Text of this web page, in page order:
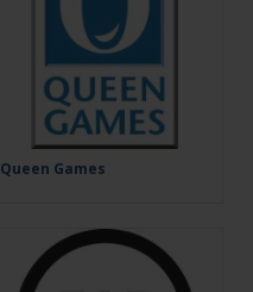
Queen Games